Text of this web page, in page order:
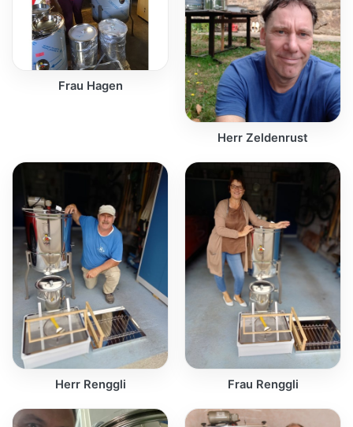
Frau Hagen
Herr Zeldenrust
Herr Renggli Frau Renggli